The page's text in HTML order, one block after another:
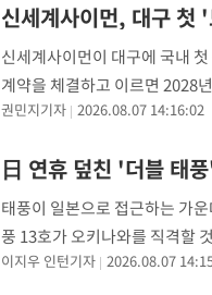
신세계사이먼, 대구
신세계사이먼이 대구에 국내
계약을 체결하고 이르면 2028
사에서 안심뉴타운 유통상업시
권민지기자 2026.08.07 14:16:02
日 연휴 덮친 '더블 태
태풍이 일본으로 접근하는 가
풍 13호가 오키나와를 직격할
질 전망"이라고 보도했다. 오봉
이지우 인턴기자 2026.08.07